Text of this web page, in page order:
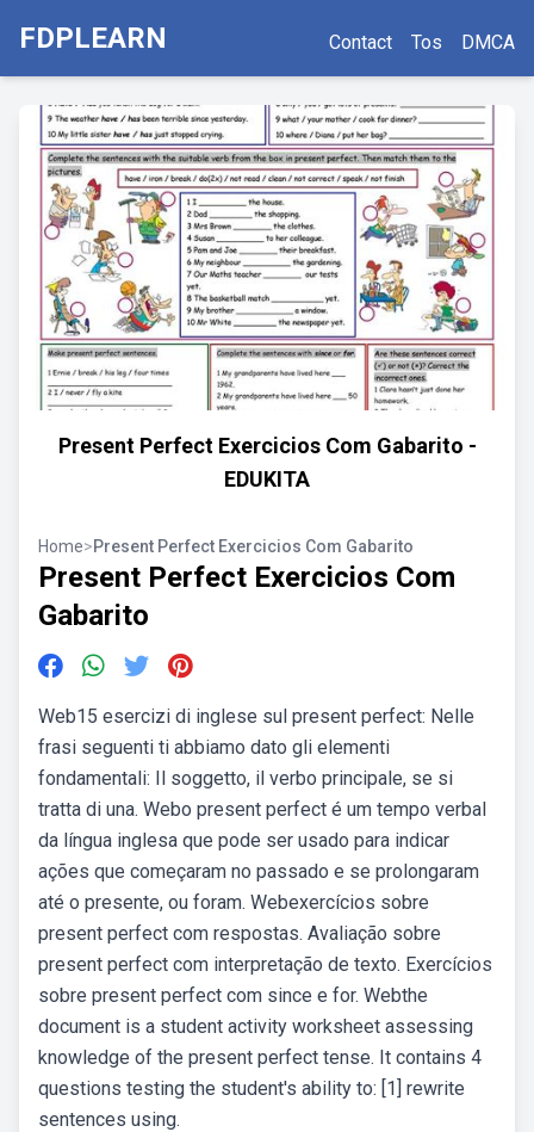
FDPLEARN Contact Tos DMCA
Present Perfect Exercicios Com Gabarito -
EDUKITA
Home>Present Perfect Exercicios Com Gabarito
Present Perfect Exercicios Com
Gabarito
Web15 esercizi di inglese sul present perfect: Nelle
frasi seguenti ti abbiamo dato gli elementi
fondamentali: Il soggetto, il verbo principale, se si
tratta di una. Webo present perfect é um tempo verbal
da língua inglesa que pode ser usado para indicar
ações que começaram no passado e se prolongaram
até o presente, ou foram. Webexercícios sobre
present perfect com respostas. Avaliação sobre
present perfect com interpretação de texto. Exercícios
sobre present perfect com since e for. Webthe
document is a student activity worksheet assessing
knowledge of the present perfect tense. It contains 4
questions testing the student's ability to: [1] rewrite
sentences using.